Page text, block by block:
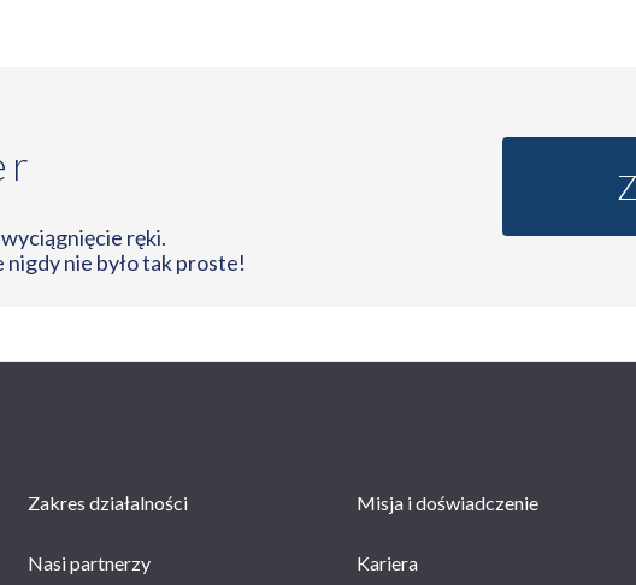
ręki.
nigdy nie było tak proste!
Zakres działalności Misja i doświadczenie
Nasi partnerzy Kariera